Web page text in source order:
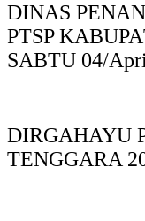
DINAS
PTSP
SABTU 04/
DIRGAHAYU
TENGGARA